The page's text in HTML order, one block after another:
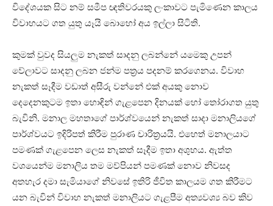
විදේශයක සිට නම් සමීප ඥතිවරයකු ලංකාවට පැමිණෙන කාලය
විවාහයට ගත යුතු යෑයි බොහෝ අය ඉල්ලා සිටිති.
කුමක්‌ වුවද සියලුම නැකත් සාදනු ලබන්නේ යමෙකු උපන්
වේලාවට සාදනු ලබන ජන්ම පත්‍රය පදනම් කරගෙනය. විවාහ
නැකත් සෑදීම වඩාත් අසීරු වන්නේ එක්‌ අයකු නොව
දෙදෙනකුටම ඉතා හොඳින් ගැළපෙන දිනයක්‌ හෝ තෝරාගත යුතු
බැවිනි. මනාල මහතාගේ පාර්ශ්වයෙන් නැකත් සාදා මනාලියගේ
පාර්ශ්වයට ඉදිරිපත් කිරීම පුරාණ චාරිත්‍රයයි. එහෙත් මනාලයාට
පමණක්‌ ගැළපෙන ලෙස නැකත් සෑදීම ඉතා අශුභය. ඇත්ත
වශයෙන්ම මනාලිය තම මව්පියන් පමණක්‌ නොව නිවසද
අතහැර දමා සැමියාගේ නිවසේ ඉතිරි ජීවිත කාලයම ගත කිරීමට
යන බැවින් විවාහ නැකත් මනාලියට ගැළපීම අත්‍යවශ්‍ය බව කිව